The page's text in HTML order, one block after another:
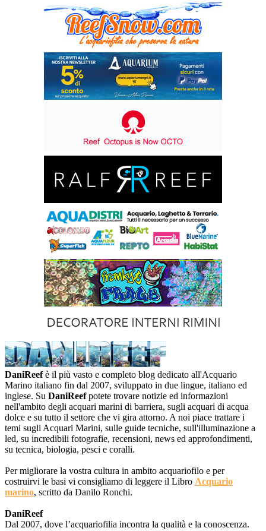
DaniReefè il più vasto e completo blog dedicato all'Acquario
Marino italiano fin dal 2007, sviluppato in due lingue, italiano ed
inglese. Su DaniReefpotete trovare notizie ed informazioni
nell'ambito degli acquari marini di barriera, sugli acquari di acqua
dolce e su tutto il settore che vi gira attorno. A noi piace trattare i
temi sugli Acquari Marini, sulle guide tecniche, sull'illuminazione a
led, su incredibili fotografie, recensioni, news ed approfondimenti,
su tecnica, biologia, pesci e coralli.
Per migliorare la vostra cultura in ambito acquariofilo e per
costruirvi le basi vi consigliamo di leggere il Libro Acquario
marino, scritto da Danilo Ronchi.
DaniReef
Dal 2007, dove l’acquariofilia incontra la qualità e la conoscenza.